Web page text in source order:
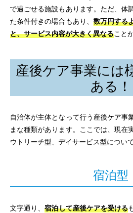
で過ごせる施設もあります。ただ、体
た条件付きの場合もあり、 数万円する
と、サービス内容が大きく異なること
産後ケア事業には
ある！
自治体が主体となって行う産後ケア事
まな種類があります。ここでは、現在
ウトリーチ型、デイサービス型につい
宿泊型
文字通り、宿泊して産後ケアを受ける